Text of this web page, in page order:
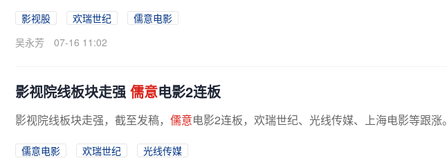
影视股 欢瑞世纪
儒意电影
吴永芳
07-16 11:02
影视院线板块走强 儒意电影2连板
影视院线板块走强，截至发稿， 儒意电影2连板，欢瑞世纪、光线传媒、上海电影等跟涨。
儒意电影 欢瑞世纪
光线传媒